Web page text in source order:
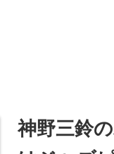
神野三鈴